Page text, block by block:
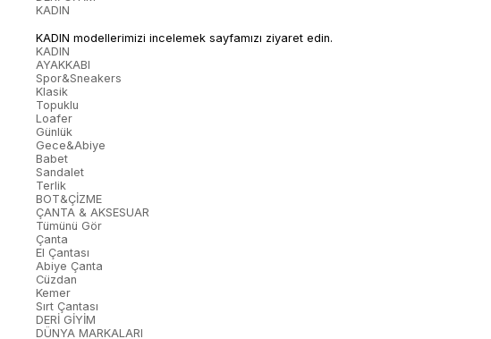
KADIN
KADIN modellerimizi incelemek sayfamızı ziyaret edin.
KADIN
AYAKKABI
Spor&Sneakers
Klasik
Topuklu
Loafer
Günlük
Gece&Abiye
Babet
Sandalet
Terlik
BOT&ÇİZME
ÇANTA & AKSESUAR
Tümünü Gör
Çanta
El Çantası
Abiye Çanta
Cüzdan
Kemer
Sırt Çantası
DERİ GİYİM
DÜNYA MARKALARI